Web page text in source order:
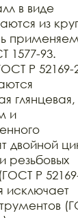
в виде
из
1577-93.
Р 52169-
глянцевая,
и
двойной
резьбовых
Р
исключает